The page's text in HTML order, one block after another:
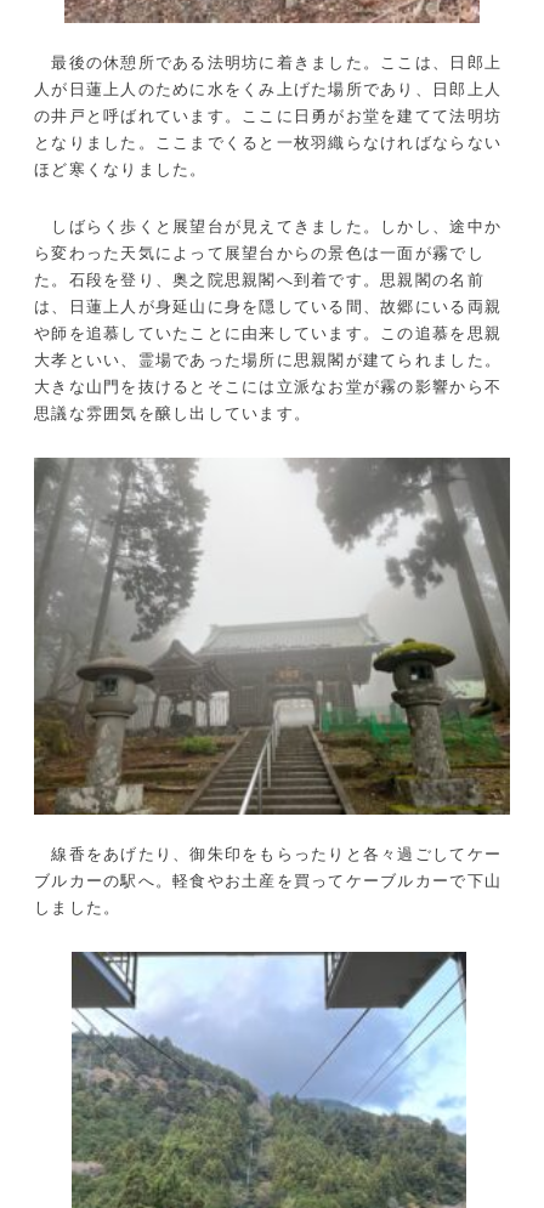
最後の休憩所である法明坊に着きました。ここは、日郎上
人が日蓮上人のために水をくみ上げた場所であり、日郎上人
の井戸と呼ばれています。ここに日勇がお堂を建てて法明坊
となりました。ここまでくると一枚羽織らなければならない
ほど寒くなりました。
しばらく歩くと展望台が見えてきました。しかし、途中か
ら変わった天気によって展望台からの景色は一面が霧でし
た。石段を登り、奥之院思親閣へ到着です。思親閣の名前
は、日蓮上人が身延山に身を隠している間、故郷にいる両親
や師を追慕していたことに由来しています。この追慕を思親
大孝といい、霊場であった場所に思親閣が建てられました。
大きな山門を抜けるとそこには立派なお堂が霧の影響から不
思議な雰囲気を醸し出しています。
線香をあげたり、御朱印をもらったりと各々過ごしてケー
ブルカーの駅へ。軽食やお土産を買ってケーブルカーで下山
しました。